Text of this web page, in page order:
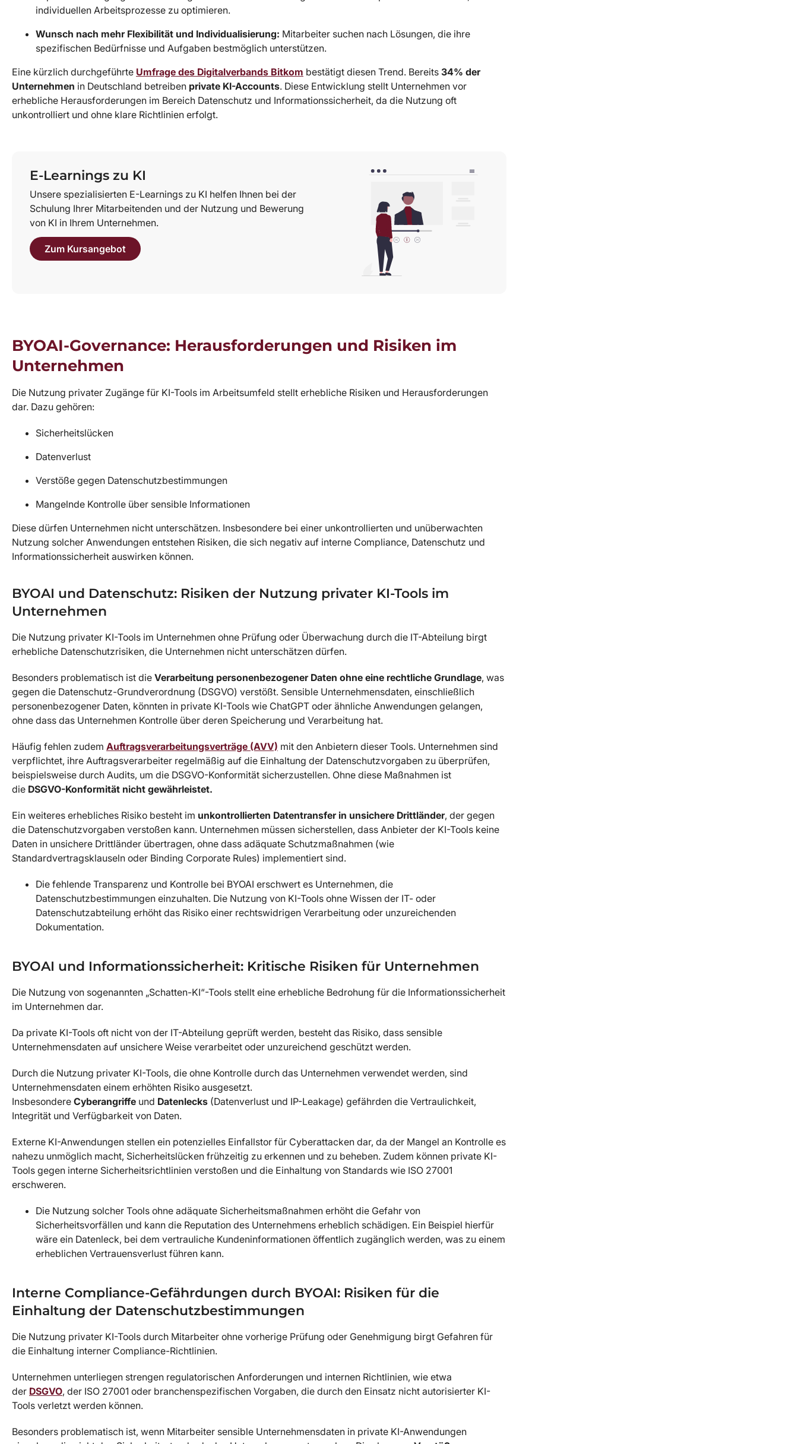
individuellen Arbeitsprozesse zu optimieren.
Wunsch nach mehr Flexibilität und Individualisierung: Mitarbeiter suchen nach Lösungen, die ihre
spezifischen Bedürfnisse und Aufgaben bestmöglich unterstützen.
Eine kürzlich durchgeführte Umfrage des Digitalverbands Bitkom bestätigt diesen Trend. Bereits 34% der
Unternehmen in Deutschland betreiben private KI-Accounts. Diese Entwicklung stellt Unternehmen vor
erhebliche Herausforderungen im Bereich Datenschutz und Informationssicherheit, da die Nutzung oft
unkontrolliert und ohne klare Richtlinien erfolgt.
E-Learnings zu KI
Unsere spezialisierten E-Learnings zu KI helfen Ihnen bei der
Schulung Ihrer Mitarbeitenden und der Nutzung und Bewerung
von KI in Ihrem Unternehmen.
Zum Kursangebot
BYOAI-Governance: Herausforderungen und Risiken im
Unternehmen
Die Nutzung privater Zugänge für KI-Tools im Arbeitsumfeld stellt erhebliche Risiken und Herausforderungen
dar. Dazu gehören:
Sicherheitslücken
Datenverlust
Verstöße gegen Datenschutzbestimmungen
Mangelnde Kontrolle über sensible Informationen
Diese dürfen Unternehmen nicht unterschätzen. Insbesondere bei einer unkontrollierten und unüberwachten
Nutzung solcher Anwendungen entstehen Risiken, die sich negativ auf interne Compliance, Datenschutz und
Informationssicherheit auswirken können.
BYOAI und Datenschutz: Risiken der Nutzung privater KI-Tools im
Unternehmen
Die Nutzung privater KI-Tools im Unternehmen ohne Prüfung oder Überwachung durch die IT-Abteilung birgt
erhebliche Datenschutzrisiken, die Unternehmen nicht unterschätzen dürfen.
Besonders problematisch ist die Verarbeitung personenbezogener Daten ohne eine rechtliche Grundlage, was
gegen die Datenschutz-Grundverordnung (DSGVO) verstößt. Sensible Unternehmensdaten, einschließlich
personenbezogener Daten, könnten in private KI-Tools wie ChatGPT oder ähnliche Anwendungen gelangen,
ohne dass das Unternehmen Kontrolle über deren Speicherung und Verarbeitung hat.
Häufig fehlen zudem Auftragsverarbeitungsverträge (AVV) mit den Anbietern dieser Tools. Unternehmen sind
verpflichtet, ihre Auftragsverarbeiter regelmäßig auf die Einhaltung der Datenschutzvorgaben zu überprüfen,
beispielsweise durch Audits, um die DSGVO-Konformität sicherzustellen. Ohne diese Maßnahmen ist
die DSGVO-Konformität nicht gewährleistet.
Ein weiteres erhebliches Risiko besteht im unkontrollierten Datentransfer in unsichere Drittländer, der gegen
die Datenschutzvorgaben verstoßen kann. Unternehmen müssen sicherstellen, dass Anbieter der KI-Tools keine
Daten in unsichere Drittländer übertragen, ohne dass adäquate Schutzmaßnahmen (wie
Standardvertragsklauseln oder Binding Corporate Rules) implementiert sind.
Die fehlende Transparenz und Kontrolle bei BYOAI erschwert es Unternehmen, die
Datenschutzbestimmungen einzuhalten. Die Nutzung von KI-Tools ohne Wissen der IT- oder
Datenschutzabteilung erhöht das Risiko einer rechtswidrigen Verarbeitung oder unzureichenden
Dokumentation.
BYOAI und Informationssicherheit: Kritische Risiken für Unternehmen
Die Nutzung von sogenannten „Schatten-KI“-Tools stellt eine erhebliche Bedrohung für die Informationssicherheit
im Unternehmen dar.
Da private KI-Tools oft nicht von der IT-Abteilung geprüft werden, besteht das Risiko, dass sensible
Unternehmensdaten auf unsichere Weise verarbeitet oder unzureichend geschützt werden.
Durch die Nutzung privater KI-Tools, die ohne Kontrolle durch das Unternehmen verwendet werden, sind
Unternehmensdaten einem erhöhten Risiko ausgesetzt.
Insbesondere Cyberangriffe und Datenlecks (Datenverlust und IP-Leakage) gefährden die Vertraulichkeit,
Integrität und Verfügbarkeit von Daten.
Externe KI-Anwendungen stellen ein potenzielles Einfallstor für Cyberattacken dar, da der Mangel an Kontrolle es
nahezu unmöglich macht, Sicherheitslücken frühzeitig zu erkennen und zu beheben. Zudem können private KI-
Tools gegen interne Sicherheitsrichtlinien verstoßen und die Einhaltung von Standards wie ISO 27001
erschweren.
Die Nutzung solcher Tools ohne adäquate Sicherheitsmaßnahmen erhöht die Gefahr von
Sicherheitsvorfällen und kann die Reputation des Unternehmens erheblich schädigen. Ein Beispiel hierfür
wäre ein Datenleck, bei dem vertrauliche Kundeninformationen öffentlich zugänglich werden, was zu einem
erheblichen Vertrauensverlust führen kann.
Interne Compliance-Gefährdungen durch BYOAI: Risiken für die
Einhaltung der Datenschutzbestimmungen
Die Nutzung privater KI-Tools durch Mitarbeiter ohne vorherige Prüfung oder Genehmigung birgt Gefahren für
die Einhaltung interner Compliance-Richtlinien.
Unternehmen unterliegen strengen regulatorischen Anforderungen und internen Richtlinien, wie etwa
der DSGVO, der ISO 27001 oder branchenspezifischen Vorgaben, die durch den Einsatz nicht autorisierter KI-
Tools verletzt werden können.
Besonders problematisch ist, wenn Mitarbeiter sensible Unternehmensdaten in private KI-Anwendungen